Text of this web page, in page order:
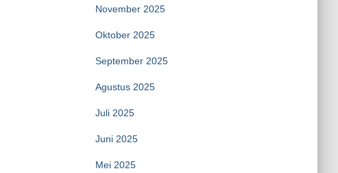
November 2025
Oktober 2025
September 2025
Agustus 2025
Juli 2025
Juni 2025
Mei 2025